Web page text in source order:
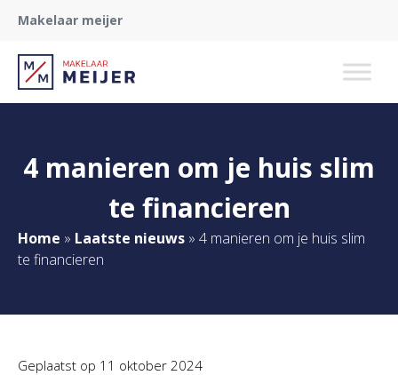
Makelaar meijer
4 manieren om je huis slim
te financieren
Home » Laatste nieuws » 4 manieren om je huis slim
te financieren
Geplaatst op 11 oktober 2024